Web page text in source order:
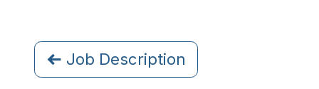
Job Description